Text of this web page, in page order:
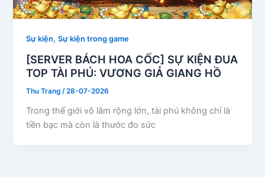
Sự kiện,Sự kiện trong game
[SERVER BÁCH HOA CỐC] SỰ KIỆN ĐUA
TOP TÀI PHÚ: VƯƠNG GIẢ GIANG HỒ
Thu Trang/28-07-2026
Trong thế giới võ lâm rộng lớn, tài phú không chỉ là
tiền bạc mà còn là thước đo sức